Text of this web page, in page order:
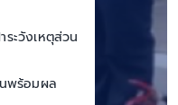
ระวังเหตุส่วน
พร้อมผล